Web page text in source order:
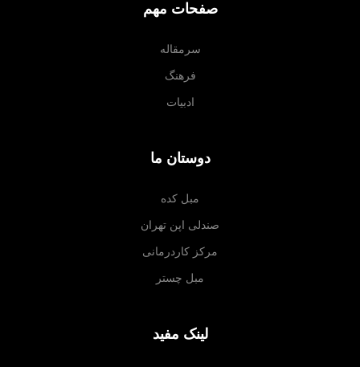
صفحات مهم
سرمقاله
فرهنگ
ادبیات
دوستان ما
مبل کده
صندلی اپن تهران
مرکز کاردرمانی
مبل چستر
لینک مفید